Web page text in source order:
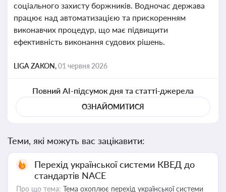
соціального захисту боржників. Водночас держава
працює над автоматизацією та прискоренням
виконавчих процедур, що має підвищити
ефективність виконання судових рішень.
LIGA ZAKON,01 червня 2026
Повний AI-підсумок дня та статті-джерела
ОЗНАЙОМИТИСЯ
Теми, які можуть вас зацікавити:
Перехід української системи КВЕД до
стандартів NACE
Про що тема: Тема охоплює перехід української системи